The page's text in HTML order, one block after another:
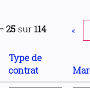
25 sur 114 «
Type de
contrat